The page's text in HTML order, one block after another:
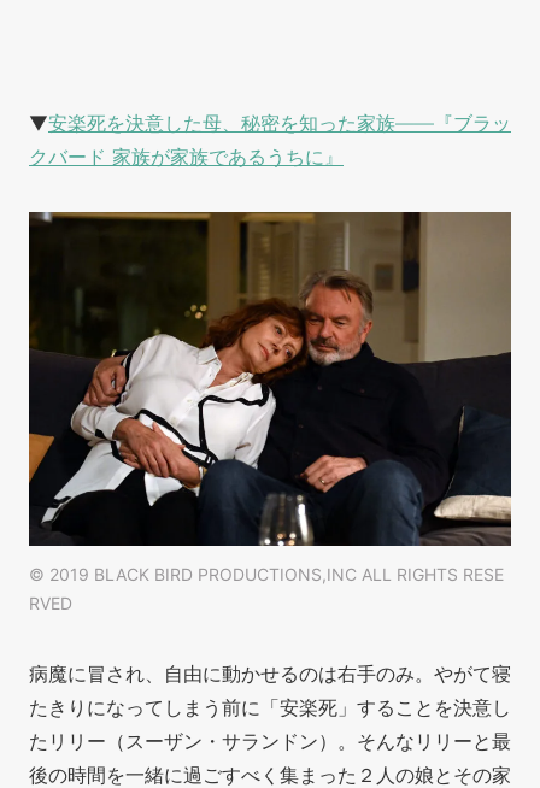
▼安楽死を決意した母、秘密を知った家族——『ブラッ
クバード 家族が家族であるうちに』
© 2019 BLACK BIRD PRODUCTIONS,INC ALL RIGHTS RESE
RVED
病魔に冒され、自由に動かせるのは右手のみ。やがて寝
たきりになってしまう前に「安楽死」することを決意し
たリリー（スーザン・サランドン）。そんなリリーと最
後の時間を一緒に過ごすべく集まった２人の娘とその家